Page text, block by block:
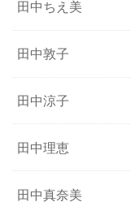
田中ちえ美
田中敦子
田中涼子
田中理恵
田中真奈美